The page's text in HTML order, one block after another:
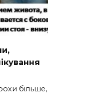
більше,